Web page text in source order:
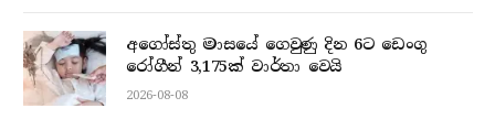
අගෝස්තු මාසයේ ගෙවුණු දින 6ට ඩෙංගු
රෝගීන් 3,175ක් වාර්තා වෙයි
2026-08-08